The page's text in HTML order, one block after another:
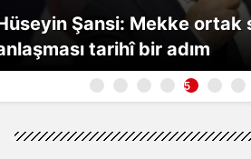
Şansi: Mekke ortak
tarihî bir adım
5